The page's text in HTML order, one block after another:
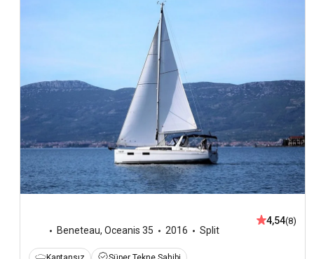
Beneteau, Oceanis 35 2016 Split
4,54(8)